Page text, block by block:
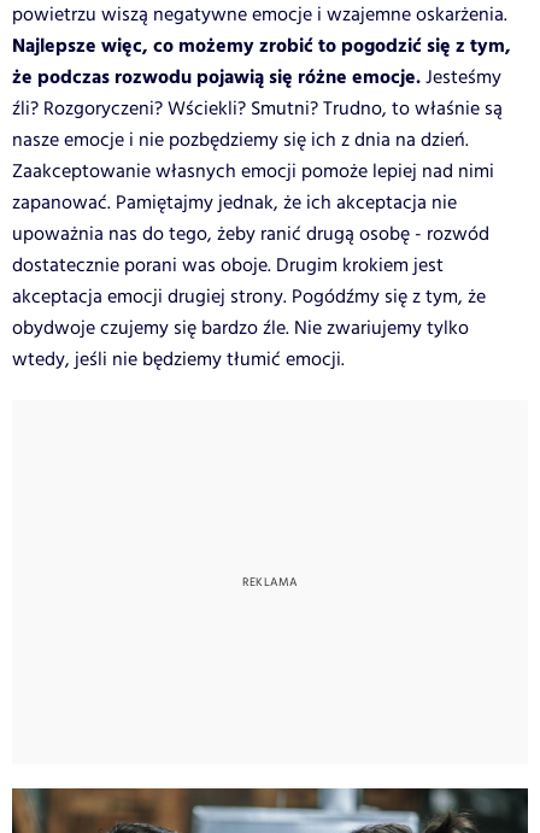
powietrzu wiszą negatywne emocje i wzajemne oskarżenia.
Najlepsze więc, co możemy zrobić to pogodzić się z tym,
że podczas rozwodu pojawią się różne emocje.Jesteśmy
źli? Rozgoryczeni? Wściekli? Smutni? Trudno, to właśnie są
nasze emocje i nie pozbędziemy się ich z dnia na dzień.
Zaakceptowanie własnych emocji pomoże lepiej nad nimi
zapanować. Pamiętajmy jednak, że ich akceptacja nie
upoważnia nas do tego, żeby ranić drugą osobę - rozwód
dostatecznie porani was oboje. Drugim krokiem jest
akceptacja emocji drugiej strony. Pogódźmy się z tym, że
obydwoje czujemy się bardzo źle. Nie zwariujemy tylko
wtedy, jeśli nie będziemy tłumić emocji.